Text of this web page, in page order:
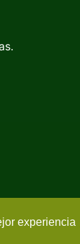
experiencia